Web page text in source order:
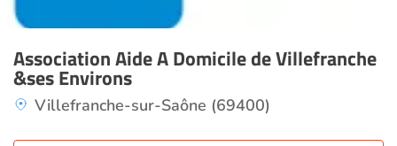
Association Aide A Domicile de Villefranche
&ses Environs
Villefranche-sur-Saône (69400)